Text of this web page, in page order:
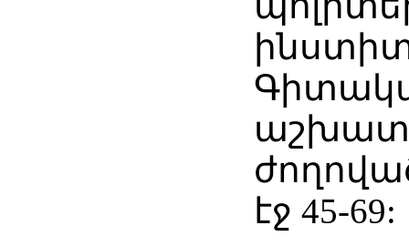
էջ 45-69: